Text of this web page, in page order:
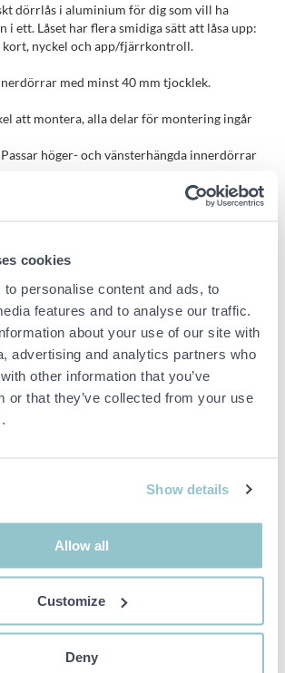
cookies
personalise content and ads, to
features and to analyse our traffic.
about your use of our site with
advertising and analytics partners who
other information that you’ve
or that they’ve collected from your use
Show details
Allow all
Customize
Deny
dörrlås i aluminium för dig som vill ha
i ett. Låset har flera smidiga sätt att låsa upp:
kort, nyckel och app/fjärrkontroll.
med minst 40 mm tjocklek.
att montera, alla delar för montering ingår
höger- och vänsterhängda innerdörrar
4x AA-batterier (ingår ej), varning vid låg
nyckel eller nödström via USB
till 100 fingeravtryck, 100 koder, 100 kort
(FRR ≤ 0.15%, FAR ≤ 0.00004%)
för inomhusbruk
mm
avvikelser från likvärdiga begagnade varor
sektionen Anmärkningar i beskrivningen på
TESTAT av auktionsfirman om inget annat sägs
Objektsbeskrivningen är framtagen
pall och palltillbehör som syns på bilden